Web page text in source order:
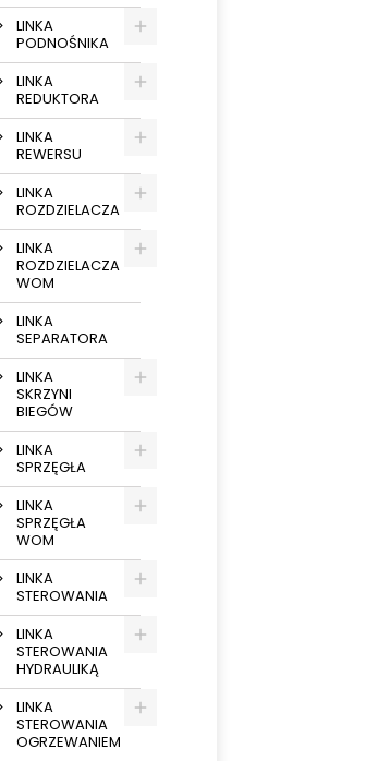
LINKA
PODNOŚNIKA
LINKA
REDUKTORA
LINKA
REWERSU
LINKA
ROZDZIELACZA
LINKA
ROZDZIELACZA
WOM
LINKA
SEPARATORA
LINKA
SKRZYNI
BIEGÓW
LINKA
SPRZĘGŁA
LINKA
SPRZĘGŁA
WOM
LINKA
STEROWANIA
LINKA
STEROWANIA
HYDRAULIKĄ
LINKA
STEROWANIA
OGRZEWANIEM